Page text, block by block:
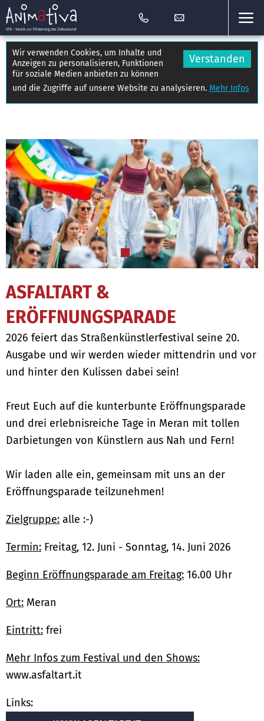
Verstanden
Wir verwenden Cookies, um Inhalte und
Anzeigen zu personalisieren, Funktionen
für soziale Medien anbieten zu können
und die Zugriffe auf unsere Website zu analysieren. Mehr Infos
ASFALTART &
ERÖFFNUNGSPARADE
2026 feiert das Straßenkünstlerfestival seine 20.
Ausgabe und wir werden wieder mittendrin und vor
und hinter den Kulissen dabei sein!
Freut Euch auf die kunterbunte Eröffnungsparade
und drei erlebnisreiche Tage in Meran mit tollen
Darbietungen von Künstlern aus Nah und Fern!
Wir laden alle ein, gemeinsam mit uns an der
Eröffnungsparade teilzunehmen!
Zielgruppe: alle :-)
Termin: Freitag, 12. Juni - Sonntag, 14. Juni 2026
Beginn Eröffnungsparade am Freitag: 16.00 Uhr
Ort: Meran
Eintritt: frei
Mehr Infos zum Festival und den Shows:
www.asfaltart.it
Links: